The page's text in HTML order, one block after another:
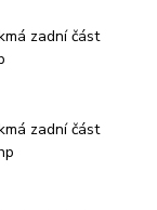
zadní část
zadní část